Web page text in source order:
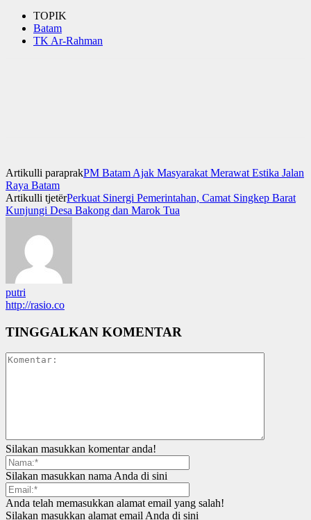
TOPIK
Batam
TK Ar-Rahman
Artikulli paraprakPM Batam Ajak Masyarakat Merawat Estika Jalan
Raya Batam
Artikulli tjetërPerkuat Sinergi Pemerintahan, Camat Singkep Barat
Kunjungi Desa Bakong dan Marok Tua
putri
http://rasio.co
TINGGALKAN KOMENTAR
Silakan masukkan komentar anda!
Silakan masukkan nama Anda di sini
Anda telah memasukkan alamat email yang salah!
Silakan masukkan alamat email Anda di sini